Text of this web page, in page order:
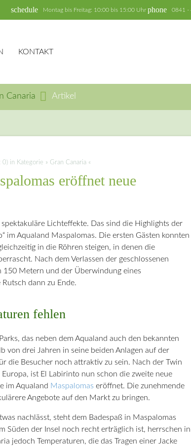
phone 0841 -
schedule Montag bis Freitag: 10:00 bis 15:00 Uhr
KONTAKT
Canaria Artikel
in Kategorie » Gran Canaria «
eröffnet neue
Lichteffekte. Das sind die Highlights der
im Aqualand Maspalomas. Die ersten Gästen konnten
in die Röhren steigen, in denen die
Nach dem Verlassen der geschlossenen
150 Metern und der Überwindung eines
dann zu Ende.
fehlen
das neben dem Aqualand auch den bekannten
von drei Jahren in seine beiden Anlagen auf der
die Besucher noch attraktiv zu sein. Nach der Twin
ist El Labirinto nun schon die zweite neue
im Aqualand Maspalomas eröffnet. Die zunehmende
Angebote auf den Markt zu bringen.
nachlässt, steht dem Badespaß in Maspalomas
Süden der Insel noch recht erträglich ist, herrschen in
jedoch Temperaturen, die das Tragen einer Jacke